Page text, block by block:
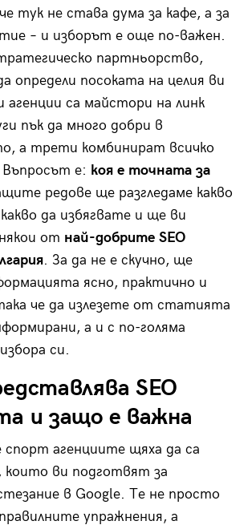
тук не става дума за кафе, а за
– и изборът е още по-важен.
партньорство,
определи посоката на целия ви
агенции са майстори на линк
пък да много добри в
а трети комбинират всичко
е: коя е точната за
редове ще разгледаме какво
да избягвате и ще ви
от най-добрите SEO
. За да не е скучно, ще
ясно, практично и
че да излезете от статията
а и с по-голяма
си.
SEO
и защо е важна
спорт агенциите щяха да са
ви подготвят за
в Google. Те не просто
упражнения, а